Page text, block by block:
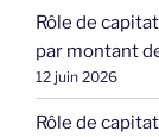
Rôle de
par montant
12 juin 2026
Rôle de